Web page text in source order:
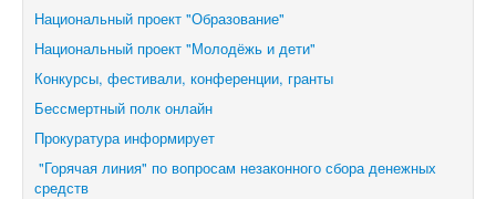
Национальный проект "Образование"
Национальный проект "Молодёжь и дети"
Конкурсы, фестивали, конференции, гранты
Бессмертный полк онлайн
Прокуратура информирует
"Горячая линия" по вопросам незаконного сбора денежных
средств